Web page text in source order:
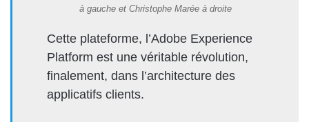
à gauche et Christophe Marée à droite
Cette plate­forme, l’Adobe Expe­ri­ence
Plat­form est une véri­ta­ble révo­lu­tion,
finale­ment, dans l’architecture des
appli­cat­ifs clients.